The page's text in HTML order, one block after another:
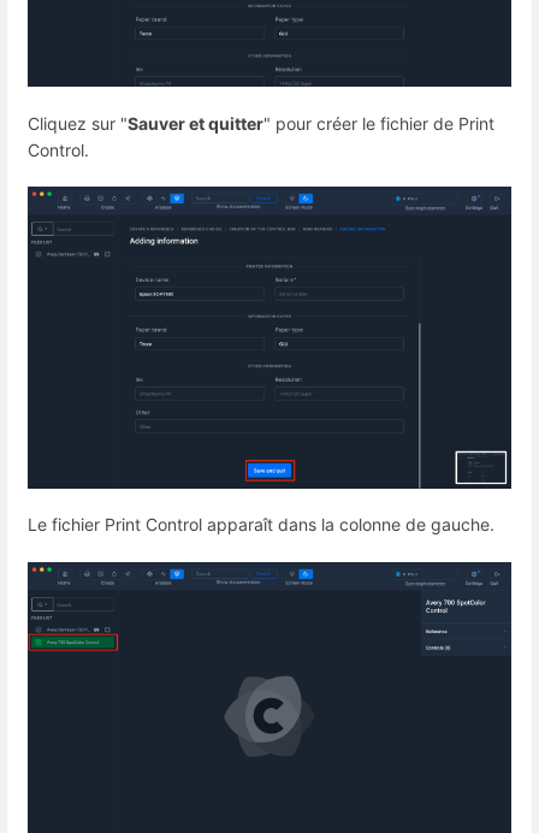
Cliquez sur "Sauver et quitter" pour créer le fichier de Print
Control.
Le fichier Print Control apparaît dans la colonne de gauche.